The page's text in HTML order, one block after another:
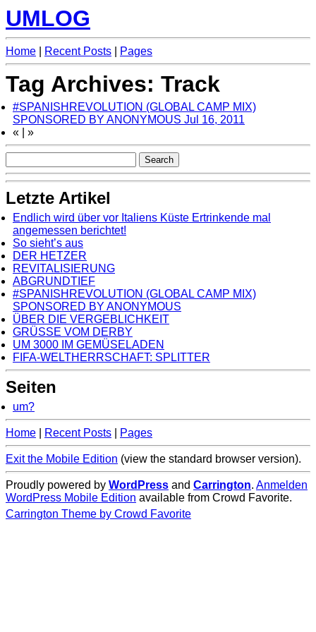
UMLOG
Home Recent Posts Pages
Tag Archives: Track
#SPANISHREVOLUTION (GLOBAL CAMP MIX)
SPONSORED BY ANONYMOUS Jul 16, 2011
«
»
Letzte Artikel
Endlich wird über vor Italiens Küste Ertrinkende mal
angemessen berichtet!
So sieht’s aus
DER HETZER
REVITALISIERUNG
ABGRUNDTIEF
#SPANISHREVOLUTION (GLOBAL CAMP MIX)
SPONSORED BY ANONYMOUS
ÜBER DIE VERGEBLICHKEIT
GRÜSSE VOM DERBY
UM 3000 IM GEMÜSELADEN
FIFA-WELTHERRSCHAFT: SPLITTER
Seiten
um?
Home Recent Posts Pages
Exit the Mobile Edition (view the standard browser version).
Proudly powered by WordPress and Carrington. Anmelden
WordPress Mobile Edition available from Crowd Favorite.
Carrington Theme by Crowd Favorite